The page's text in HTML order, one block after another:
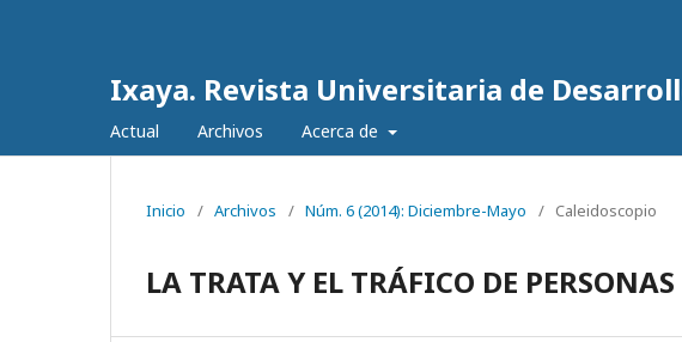
Ixaya. Revista Universitaria de
Actual Archivos Acerca de
Inicio / Archivos / Núm. 6 (2014): Diciembre-Mayo / Caleidoscopio
LA TRATA Y EL TRÁFICO DE